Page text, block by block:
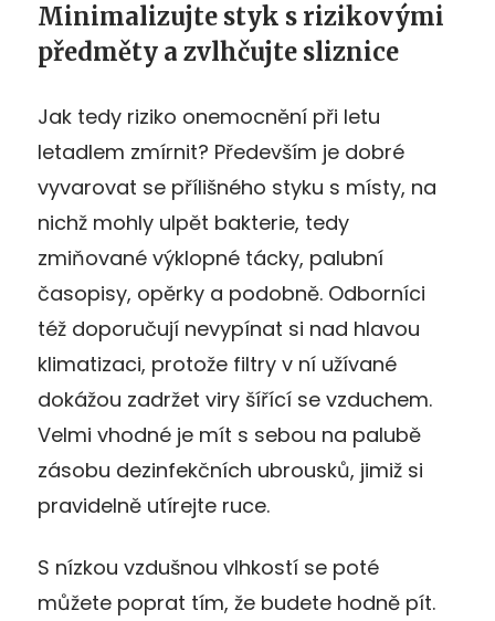
Minimalizujte styk s rizikovými
předměty a zvlhčujte sliznice
Jak tedy riziko onemocnění při letu
letadlem zmírnit? Především je dobré
vyvarovat se přílišného styku s místy, na
nichž mohly ulpět bakterie, tedy
zmiňované výklopné tácky, palubní
časopisy, opěrky a podobně. Odborníci
též doporučují nevypínat si nad hlavou
klimatizaci, protože filtry v ní užívané
dokážou zadržet viry šířící se vzduchem.
Velmi vhodné je mít s sebou na palubě
zásobu dezinfekčních ubrousků, jimiž si
pravidelně utírejte ruce.
S nízkou vzdušnou vlhkostí se poté
můžete poprat tím, že budete hodně pít.